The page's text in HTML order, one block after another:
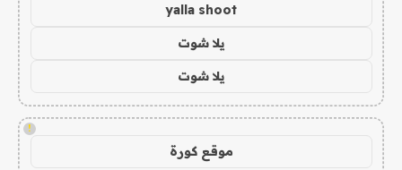
yalla shoot
يلا شوت
يلا شوت
!
موقع كورة